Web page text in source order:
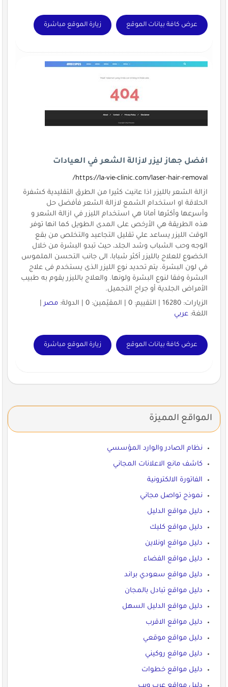
عرض كافة بيانات الموقع زيارة الموقع مباشرة
افضل جهاز ليزر لازالة الشعر في العيادات
https://la-vie-clinic.com/laser-hair-removal/
ازالة الشعر بالليزر اذا عانيت كثيرا من الطرق التقليدية كشفرة
الحلاقة او استخدام الشمع لازالة الشعر فأفضل حل
وأسرعها وأكثرها أمانا هي استخدام الليزر في ازالة الشعر و
هذه الطريقة هي الأرخص على المدى الطويل كما انها توفر
الوقت الليزر يساعد علي تقليل التجاعيد والتخلص من بقع
الوجه وحب الشباب وشد الجلد، حيث تبدو البشرة من خلال
الخضوع للعلاج بالليزر أكثر شبابا، الى جانب التحسن الملموس
في لون البشرة. يتم تحديد نوع الليزر الذى يستخدم فى علاج
البشرة وفقا لنوع البشرة ولونها. والعلاج بالليزر يقوم به طبيب
الأمراض الجلدية أو جراح التجميل.
الزيارات: 16280 | التقييم: 0 | المقيّمين: 0 | الدولة:
مصر|
اللغة: عربي
عرض كافة بيانات الموقع زيارة الموقع مباشرة
المواقع المميزة
نظام الصادر والوارد المؤسسي
كاشف مانع الاعلانات المجاني
الفاتورة الالكترونية
نموذج تواصل مجاني
دليل مواقع الدليل
دليل مواقع كليك
دليل مواقع اونلاين
دليل مواقع الفضاء
دليل مواقع سعودي براند
دليل مواقع تبادل بالمجان
دليل مواقع الدليل السهل
دليل مواقع الاقرب
دليل مواقع موقعي
دليل مواقع روكيني
دليل مواقع خطوات